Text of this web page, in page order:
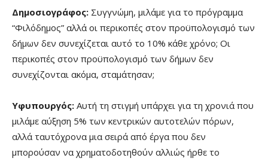
Δημοσιογράφος: Συγγνώμη, μιλάμε για το πρόγραμμα
“Φιλόδημος” αλλά οι περικοπές στον προϋπολογισμό των
δήμων δεν συνεχίζεται αυτό το 10% κάθε χρόνο; Οι
περικοπές στον προϋπολογισμό των δήμων δεν
συνεχίζονται ακόμα, σταμάτησαν;
Υφυπουργός: Αυτή τη στιγμή υπάρχει για τη χρονιά που
μιλάμε αύξηση 5% των κεντρικών αυτοτελών πόρων,
αλλά ταυτόχρονα μια σειρά από έργα που δεν
μπορούσαν να χρηματοδοτηθούν αλλιώς ήρθε το